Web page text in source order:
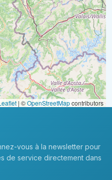
| ©OpenStreetMapcontributors
vous à la newsletter pour
de service directement dans